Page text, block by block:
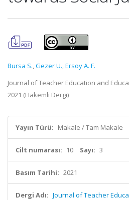
Bursa S.,Gezer U.,Ersoy A. F.
Journal of Teacher Education and
2021 (Hakemli Dergi)
Yayın Türü: Makale / Tam Makale
Cilt numarası: 10 Sayı: 3
Basım Tarihi: 2021
Dergi Adı: Journal of Teacher